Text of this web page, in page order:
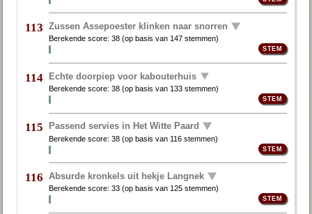
113 Zussen Assepoester klinken naar snorren
Berekende score:38 (op basis van 147 stemmen)
114 Echte doorpiep voor kabouterhuis
Berekende score:38 (op basis van 133 stemmen)
115 Passend servies in Het Witte Paard
Berekende score:38 (op basis van 116 stemmen)
116 Absurde kronkels uit hekje Langnek
Berekende score:33 (op basis van125 stemmen)